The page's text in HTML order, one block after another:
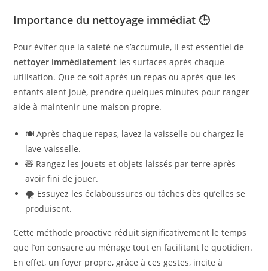
Importance du nettoyage immédiat 🕒
Pour éviter que la saleté ne s’accumule, il est essentiel de
nettoyer immédiatement les surfaces après chaque
utilisation. Que ce soit après un repas ou après que les
enfants aient joué, prendre quelques minutes pour ranger
aide à maintenir une maison propre.
🍽️ Après chaque repas, lavez la vaisselle ou chargez le
lave-vaisselle.
🧸 Rangez les jouets et objets laissés par terre après
avoir fini de jouer.
🌪️ Essuyez les éclaboussures ou tâches dès qu’elles se
produisent.
Cette méthode proactive réduit significativement le temps
que l’on consacre au ménage tout en facilitant le quotidien.
En effet, un foyer propre, grâce à ces gestes, incite à